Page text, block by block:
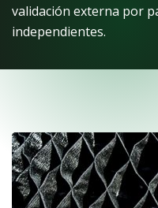
validación externa por
independientes.